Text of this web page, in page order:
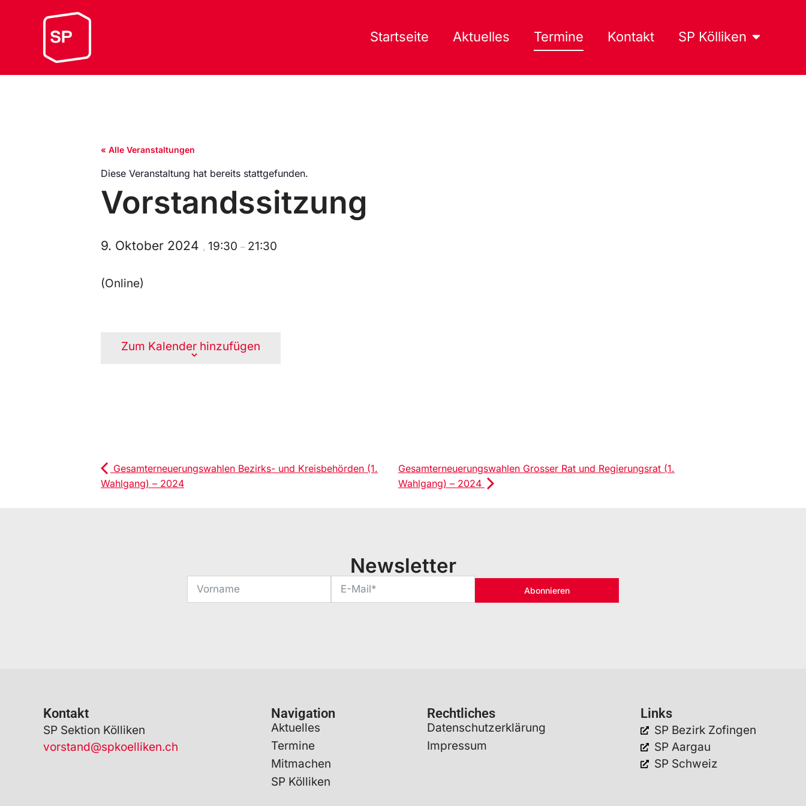
Startseite Aktuelles Termine Kontakt SP Kölliken
« Alle Veranstaltungen
Diese Veranstaltung hat bereits stattgefunden.
Vorstandssitzung
9. Oktober 2024 , 19:30 – 21:30
(Online)
Zum Kalender hinzufügen
Gesamterneuerungswahlen Bezirks- und Kreisbehörden (1.
Wahlgang) – 2024
Gesamterneuerungswahlen Grosser Rat und Regierungsrat (1.
Wahlgang) – 2024
Newsletter
Abonnieren
Kontakt
SP Sektion Kölliken
vorstand@spkoelliken.ch
Navigation
Aktuelles
Termine
Mitmachen
SP Kölliken
Rechtliches
Datenschutzerklärung
Impressum
Links
SP Bezirk Zofingen
SP Aargau
SP Schweiz